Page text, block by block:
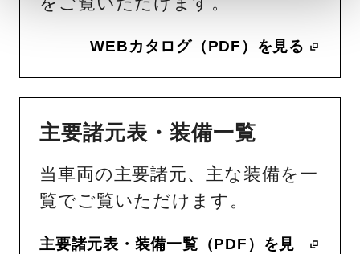
WEBカタログ（PDF）を見る
主要諸元表・装備一覧
当車両の主要諸元、主な装備を一
覧でご覧いただけます。
主要諸元表・装備一覧（PDF）を見